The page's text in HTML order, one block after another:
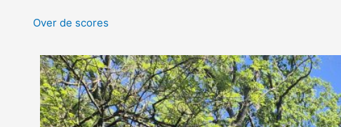
Over de scores